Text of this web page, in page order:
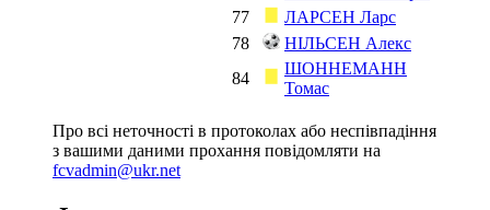
77
ЛАРСЕН Ларс
78
НІЛЬСЕН Алекс
84
ШОННЕМАНН
Томас
Про всі неточності в протоколах або неспівпадіння
з вашими даними прохання повідомляти на
fcvadmin@ukr.net